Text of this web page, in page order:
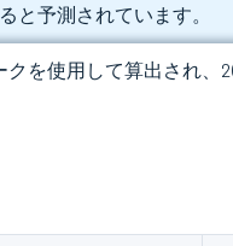
と予測されています。
を使用して算出され、